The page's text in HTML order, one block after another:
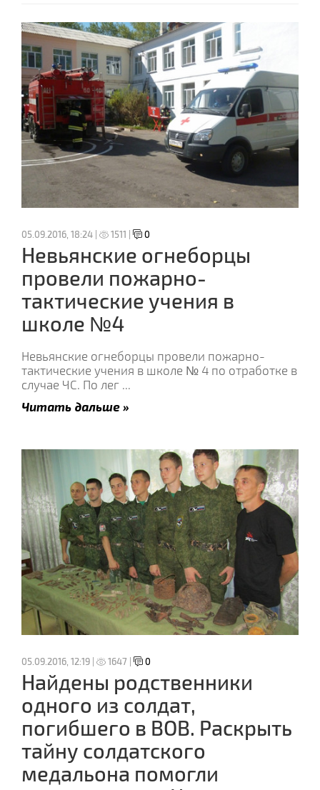
05.09.2016, 18:24 | 1511 | 0
Невьянские огнеборцы
провели пожарно-
тактические учения в
школе №4
Невьянские огнеборцы провели пожарно-
тактические учения в школе № 4 по отработке в
случае ЧС. По лег ...
Читать дальше »
05.09.2016, 12:19 | 1647 | 0
Найдены родственники
одного из солдат,
погибшего в ВОВ. Раскрыть
тайну солдатского
медальона помогли